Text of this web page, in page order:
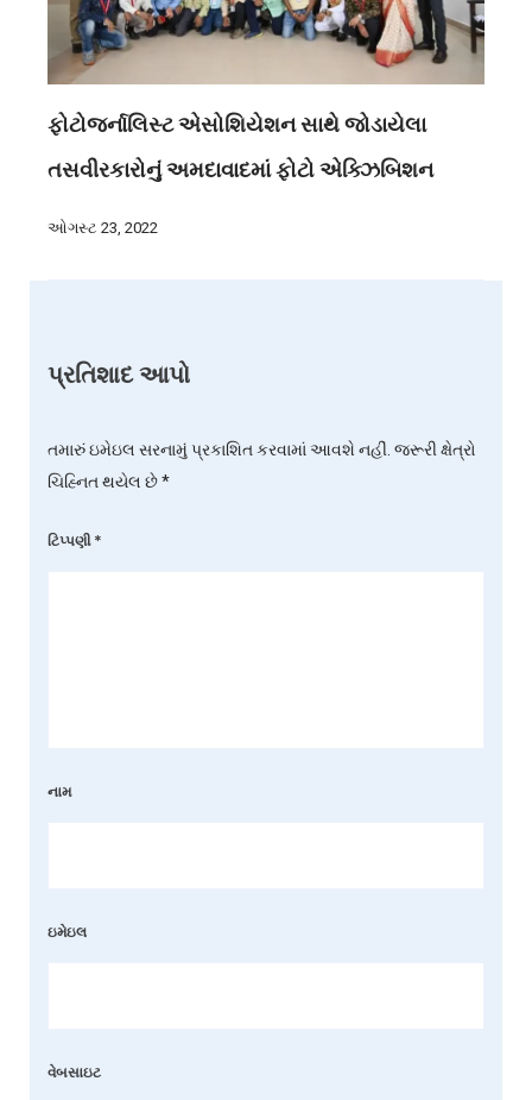
ફોટોજર્નાલિસ્ટ એસોશિયેશન સાથે જોડાયેલા
તસવીરકારોનું અમદાવાદમાં ફોટો એક્ઝિબિશન
ઓગસ્ટ 23, 2022
પ્રતિશાદ આપો
તમારું ઇમેઇલ સરનામું પ્રકાશિત કરવામાં આવશે નહીં. જરૂરી ક્ષેત્રો
ચિહ્નિત થયેલ છે*
ટિપ્પણી *
નામ
ઇમેઇલ
વેબસાઇટ